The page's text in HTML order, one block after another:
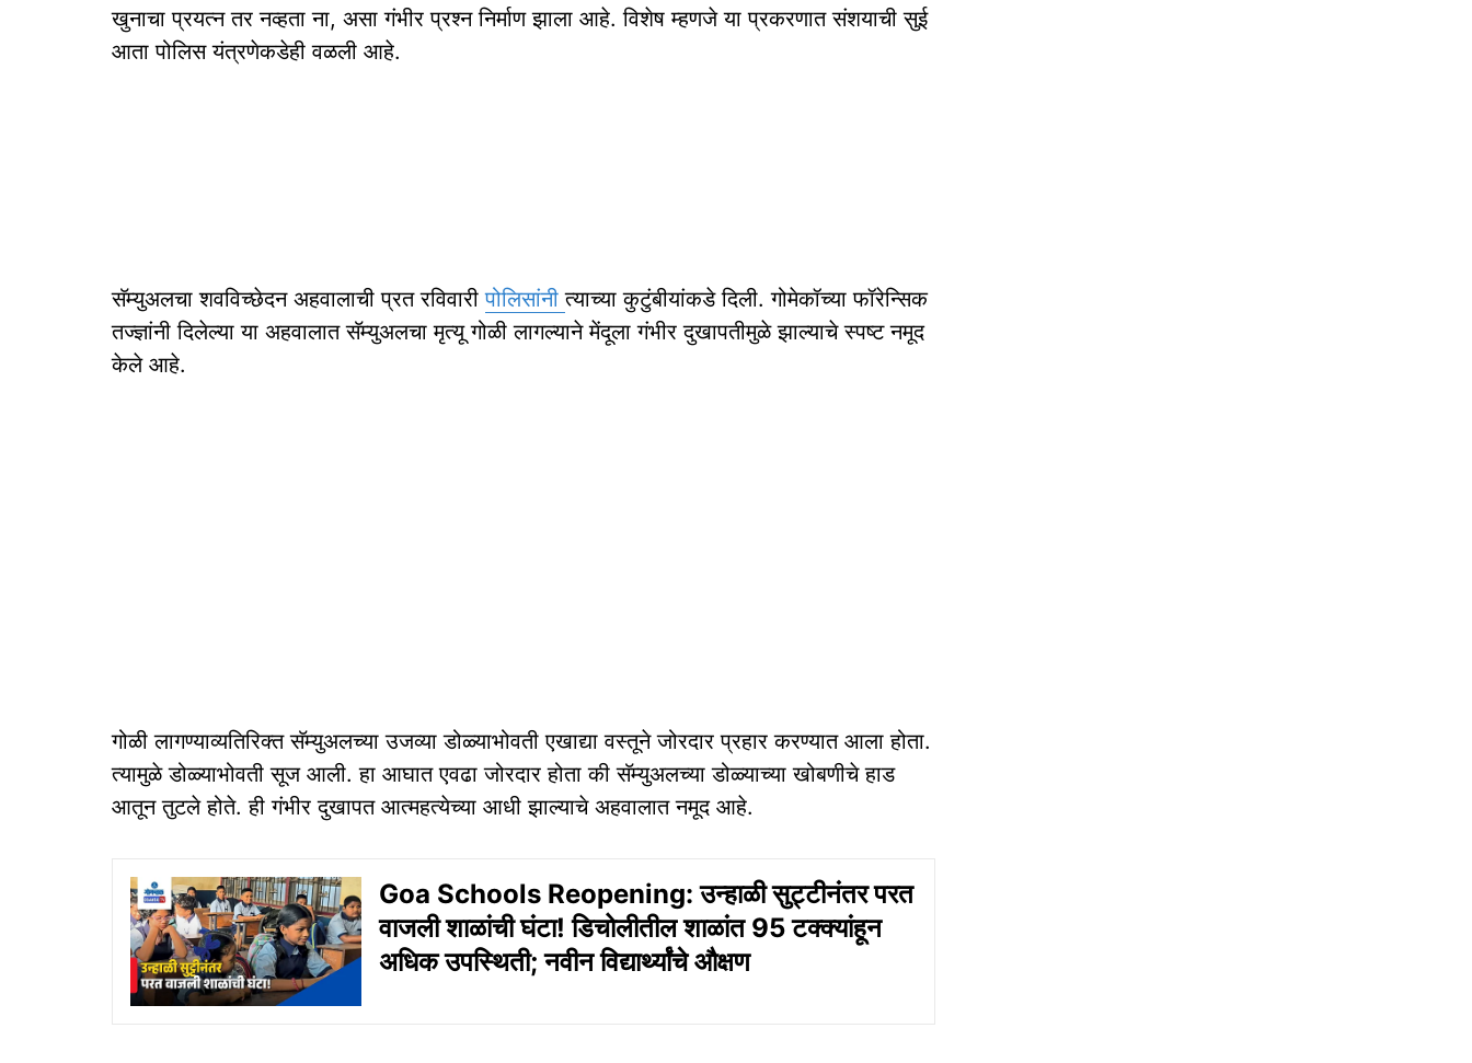
खुनाचा प्रयत्न तर नव्हता ना, असा गंभीर प्रश्न निर्माण झाला आहे. विशेष म्हणजे या प्रकरणात संशयाची सुई
आता पोलिस यंत्रणेकडेही वळली आहे.
सॅम्युअलचा शवविच्छेदन अहवालाची प्रत रविवारीपोलिसांनीत्याच्या कुटुंबीयांकडे दिली. गोमेकॉच्‍या फॉरेन्सिक
तज्ज्ञांनी दिलेल्या या अहवालात सॅम्युअलचा मृत्यू गोळी लागल्याने मेंदूला गंभीर दुखापतीमुळे झाल्याचे स्पष्ट नमूद
केले आहे.
गोळी लागण्याव्यतिरिक्त सॅम्युअलच्या उजव्या डोळ्याभोवती एखाद्या वस्तूने जोरदार प्रहार करण्यात आला होता.
त्‍यामुळे डोळ्याभोवती सूज आली. हा आघात एवढा जोरदार होता की सॅम्युअलच्‍या डोळ्याच्या खोबणीचे हाड
आतून तुटले होते. ही गंभीर दुखापत आत्‍महत्‍येच्‍या आधी झाल्याचे अहवालात नमूद आहे.
Goa Schools Reopening: उन्हाळी सुट्टीनंतर परत
वाजली शाळांची घंटा! डिचोलीतील शाळांत 95 टक्क्यांहून
अधिक उपस्थिती; नवीन विद्यार्थ्यांचे औक्षण